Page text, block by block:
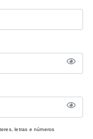
letras e números